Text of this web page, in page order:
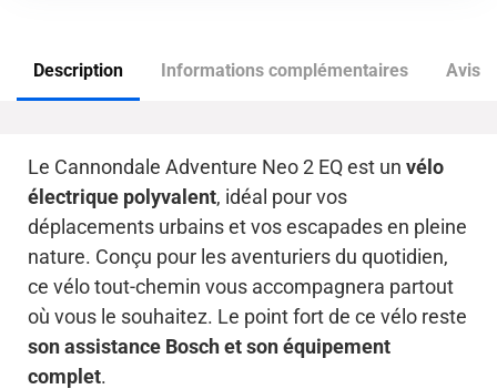
Description Informations complémentaires Avis
Le Cannondale Adventure Neo 2 EQ est un vélo
électrique polyvalent, idéal pour vos
déplacements urbains et vos escapades en pleine
nature. Conçu pour les aventuriers du quotidien,
ce vélo tout-chemin vous accompagnera partout
où vous le souhaitez. Le point fort de ce vélo reste
son assistance Bosch et son équipement
complet.